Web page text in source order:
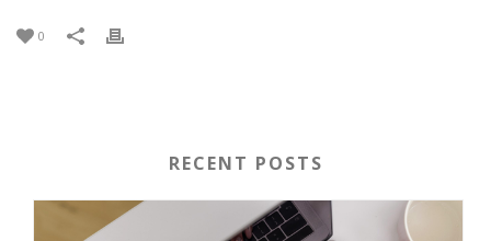
0
RECENT POSTS